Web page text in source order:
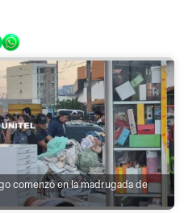
comenzó en la madrugada de